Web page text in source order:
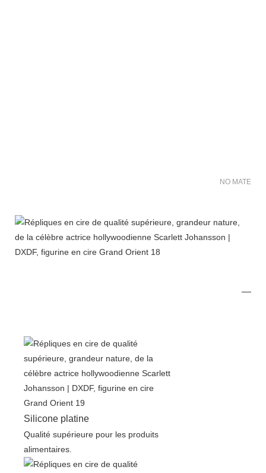
NO MATER
Silicone platine
Qualité supérieure pour les produits
alimentaires.